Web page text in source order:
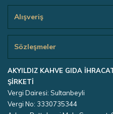
Alışveriş
Sözleşmeler
AKYILDIZ KAHVE GIDA
ŞİRKETİ
Vergi Dairesi: Sultanbeyli
Vergi No: 3330735344